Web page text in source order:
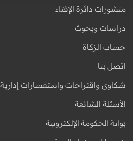
منشورات دائرة الإفتاء
دراسات وبحوث
حساب الزكاة
اتصل بنا
شكاوى واقتراحات واستفسارات إدارية
الأسئلة الشائعة
بوابة الحكومة الإلكترونية